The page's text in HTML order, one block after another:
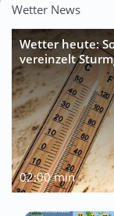
Wetter News
Wetter heute:
vereinzelt
02:00 min